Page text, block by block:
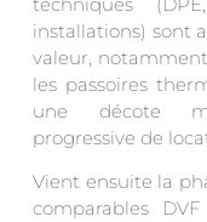
installations) sont
valeur,
les passoires
une décote
progressive de
Vient ensuite la
comparables